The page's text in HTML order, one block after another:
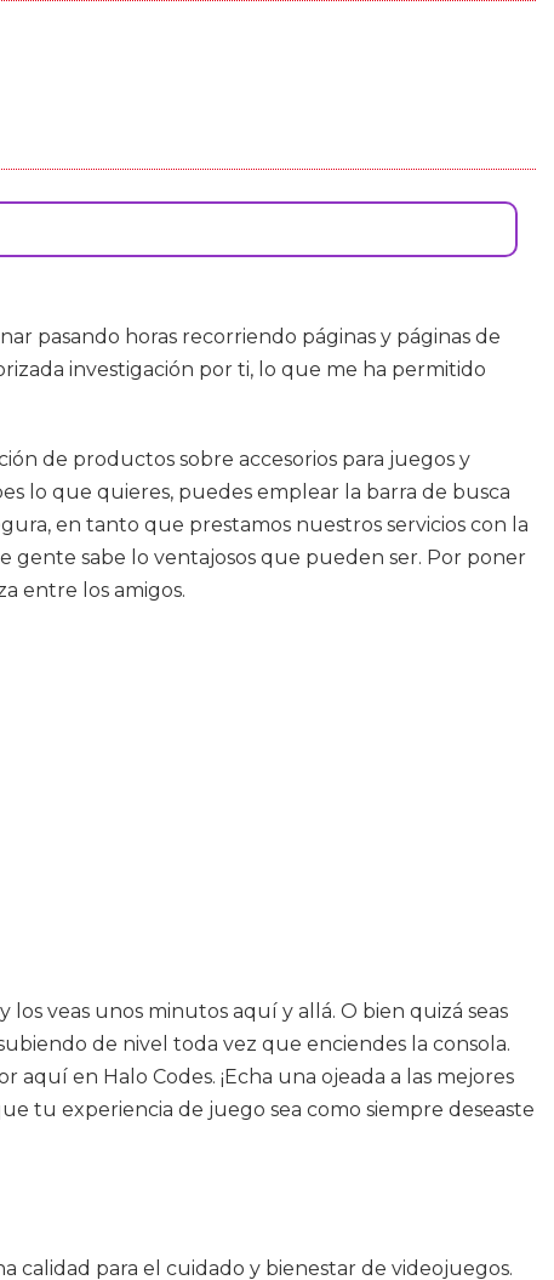
pasando horas recorriendo páginas y páginas de
investigación por ti, lo que me ha permitido
de productos sobre accesorios para juegos y
lo que quieres, puedes emplear la barra de busca
en tanto que prestamos nuestros servicios con la
sabe lo ventajosos que pueden ser. Por poner
entre los amigos.
veas unos minutos aquí y allá. O bien quizá seas
de nivel toda vez que enciendes la consola.
en Halo Codes. ¡Echa una ojeada a las mejores
tu experiencia de juego sea como siempre deseaste
calidad para el cuidado y bienestar de videojuegos.